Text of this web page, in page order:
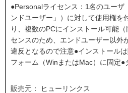
●Personalライセンス：1名のユーザ
ンドユーザー」）に対して使用権を
り、複数のPCにインストール可能
センスのため、エンドユーザー以外
違反となるので注意●インストール
フォーム（WinまたはMac）に固定●
販売元： ヒューリンクス